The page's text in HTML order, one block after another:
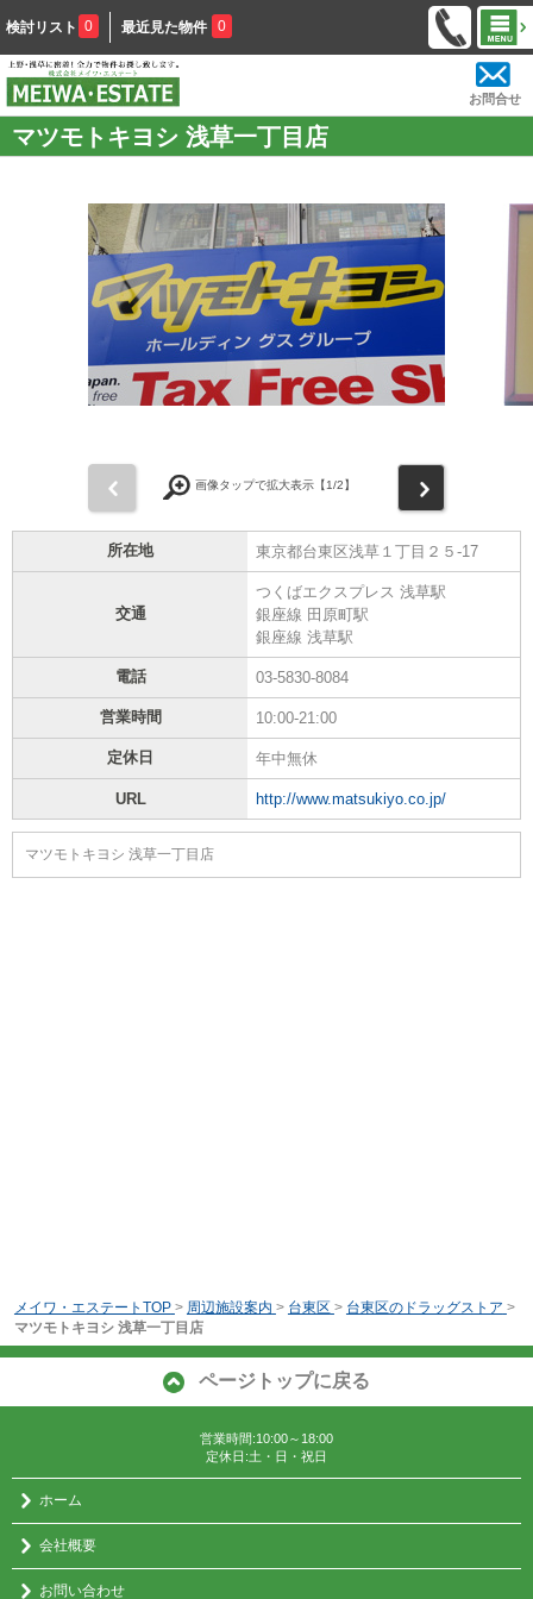
検討リスト 0 最近見た物件 0
お問合せ
マツモトキヨシ 浅草一丁目店
画像タップで拡大表示【1/2】
所在地 東京都台東区浅草１丁目２５-17
交通
つくばエクスプレス 浅草駅
銀座線 田原町駅
銀座線 浅草駅
電話 03-5830-8084
営業時間 10:00-21:00
定休日 年中無休
URL http://www.matsukiyo.co.jp/
マツモトキヨシ 浅草一丁目店
メイワ・エステートTOP > 周辺施設案内 > 台東区 > 台東区のドラッグストア >
マツモトキヨシ 浅草一丁目店
ページトップに戻る
営業時間:10:00～18:00
定休日:土・日・祝日
ホーム
会社概要
お問い合わせ